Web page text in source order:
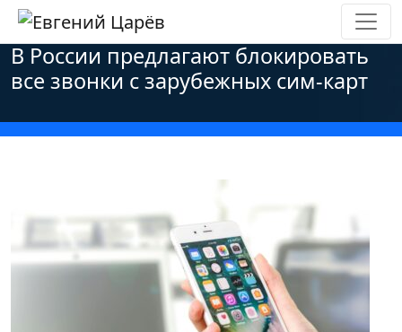
Главная»Новости»Политика
В России предлагают блокировать
все звонки с зарубежных сим-карт